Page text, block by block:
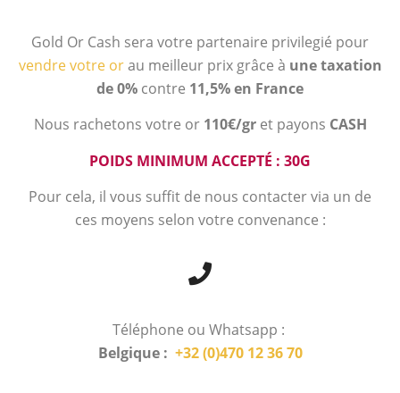
Gold Or Cash sera votre partenaire privilegié pour
vendre votre orau meilleur prix grâce à une taxation
de 0% contre 11,5% en France
Nous rachetons votre or 110€/gr et payons CASH
POIDS MINIMUM ACCEPTÉ : 30G
Pour cela, il vous suffit de nous contacter via un de
ces moyens selon votre convenance :
Téléphone ou Whatsapp :
Belgique : +32 (0)470 12 36 70